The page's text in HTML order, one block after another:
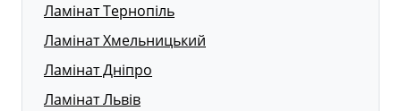
Ламінат Тернопіль
Ламінат Хмельницький
Ламінат Дніпро
Ламінат Львів